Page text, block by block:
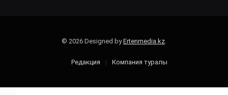
© 2026 Designed byErtenmedia.kz
Редакция Компания туралы